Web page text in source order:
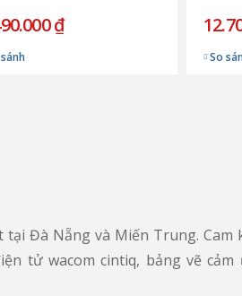
₫
So
Đà Nẵng và Miến Trung. Cam
tử wacom cintiq, bảng vẽ